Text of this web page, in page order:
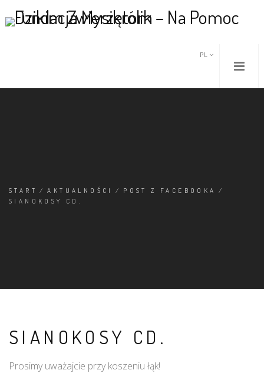
PL
START / AKTUALNOŚCI / POST Z FACEBOOKA
/
SIANOKOSY CD.
SIANOKOSY CD.
Prosimy uważajcie przy koszeniu łąk!